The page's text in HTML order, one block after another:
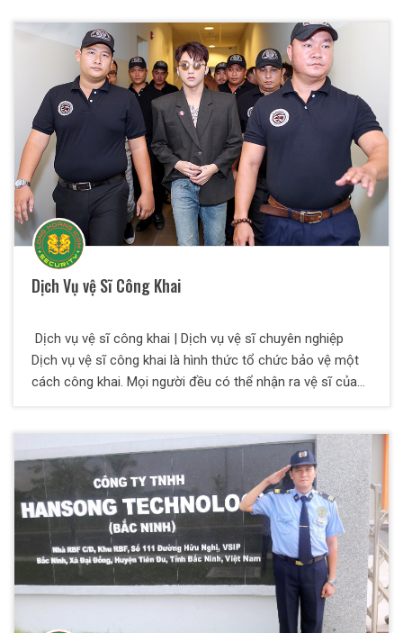
Hoàng chuyên cung cấp các dịch vụ bảo vệ bệnh
viện,công ty ,nhà xưởng .... với sự chuyên nghiệp , tận tâm
rất được nhiều khách hàng tin tưởng.
Dịch Vụ vệ Sĩ Công Khai
Dịch vụ vệ sĩ công khai | Dịch vụ vệ sĩ chuyên nghiệp
Dịch vụ vệ sĩ công khai là hình thức tổ chức bảo vệ một
cách công khai. Mọi người đều có thể nhận ra vệ sĩ của
Vệ sĩ sẽ cải trang thành Trợ lý, Tài xế, Bạn bè … Thông
thường, các vệ sĩ Long Hoàng thích làm vệ sĩ công khai
hơn bí mật.